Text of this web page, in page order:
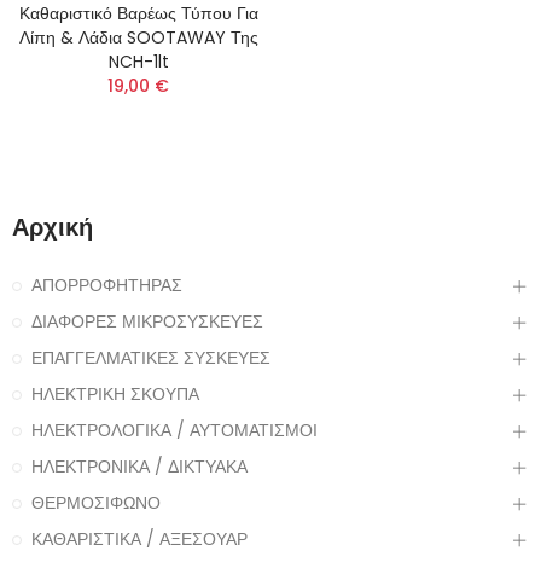
Καθαριστικό Βαρέως Τύπου Για
Λίπη & Λάδια SOOTAWAY Της
NCH-1lt
19,00 €
Αρχική
ΑΠΟΡΡΟΦΗΤΗΡΑΣ
ΔΙΑΦΟΡΕΣ ΜΙΚΡΟΣΥΣΚΕΥΕΣ
ΕΠΑΓΓΕΛΜΑΤΙΚΕΣ ΣΥΣΚΕΥΕΣ
ΗΛΕΚΤΡΙΚΗ ΣΚΟΥΠΑ
ΗΛΕΚΤΡΟΛΟΓΙΚΑ / ΑΥΤΟΜΑΤΙΣΜΟΙ
ΗΛΕΚΤΡΟΝΙΚΑ / ΔΙΚΤΥΑΚΑ
ΘΕΡΜΟΣΙΦΩΝΟ
ΚΑΘΑΡΙΣΤΙΚΑ / ΑΞΕΣΟΥΑΡ